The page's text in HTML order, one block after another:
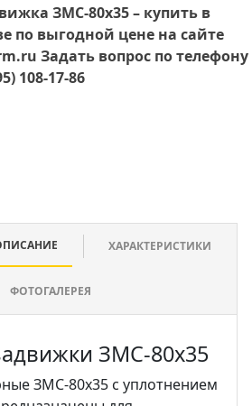
108-17-86
ХАРАКТЕРИСТИКИ
ФОТОГАЛЕРЕЯ
ЗМС-80х35
ЗМС-80х35 с уплотнением